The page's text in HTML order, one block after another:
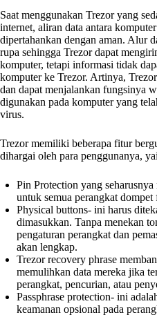
Saat menggunakan Trezor yang
internet, aliran data antara
dipertahankan dengan aman. Alur
rupa sehingga Trezor dapat
komputer, tetapi informasi tidak
komputer ke Trezor. Artinya,
dan dapat menjalankan fungsinya
digunakan pada komputer yang
virus.
Trezor memiliki beberapa fitur
dihargai oleh para penggunanya,
Pin Protection yang seharusnya
untuk semua perangkat dompet
Physical buttons- ini harus
dimasukkan. Tanpa menekan
pengaturan perangkat dan
akan lengkap.
Trezor recovery phrase
memulihkan data mereka jika
perangkat, pencurian, atau
Passphrase protection- ini
keamanan opsional pada